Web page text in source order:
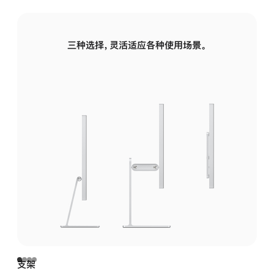
三种选择，灵活适应各种使用场景。
支架